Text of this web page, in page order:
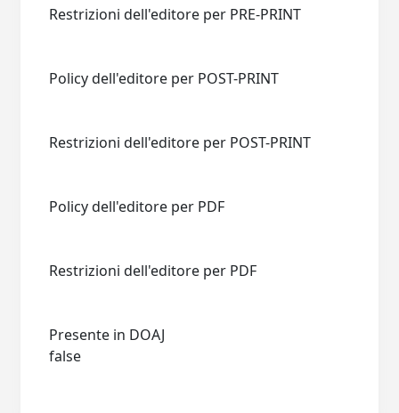
Restrizioni dell'editore per PRE-PRINT
Policy dell'editore per POST-PRINT
Restrizioni dell'editore per POST-PRINT
Policy dell'editore per PDF
Restrizioni dell'editore per PDF
Presente in DOAJ